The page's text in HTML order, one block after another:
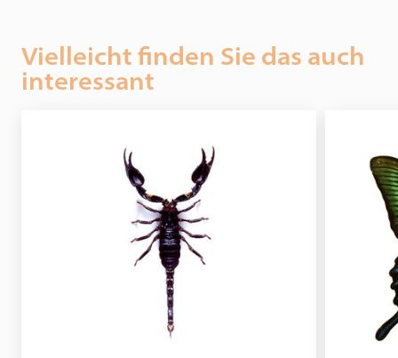
Vielleicht finden Sie das auch
interessant